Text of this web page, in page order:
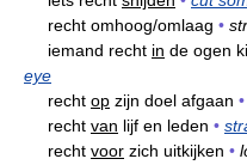
recht omhoog/omlaag •
iemand recht in de ogen
eye
recht op zijn doel afgaan •
recht van lijf en leden •
recht voor zich uitkijken •